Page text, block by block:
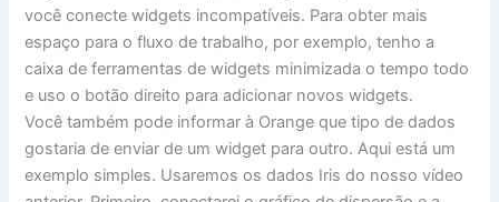
você conecte widgets incompatíveis. Para obter mais
espaço para o fluxo de trabalho, por exemplo, tenho a
caixa de ferramentas de widgets minimizada o tempo todo
e uso o botão direito para adicionar novos widgets.
Você também pode informar à Orange que tipo de dados
gostaria de enviar de um widget para outro. Aqui está um
exemplo simples. Usaremos os dados Iris do nosso vídeo